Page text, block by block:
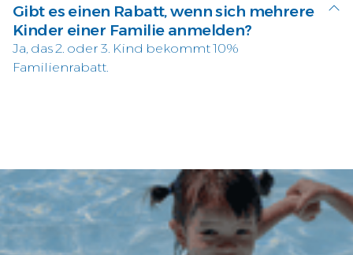
Gibt es einen Rabatt, wenn sich mehrere
Kinder einer Familie anmelden?
Ja, das 2. oder 3. Kind bekommt 10%
Familienrabatt.